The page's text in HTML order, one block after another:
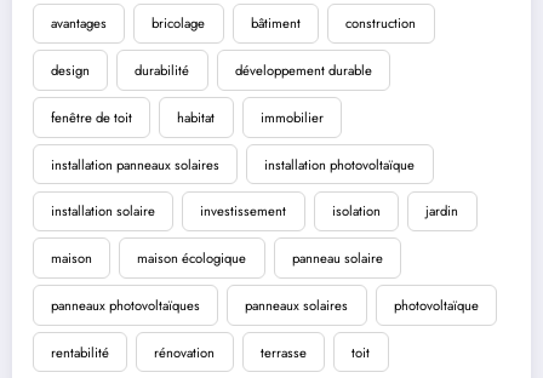
avantages bricolage bâtiment construction
design durabilité développement durable
fenêtre de toit habitat immobilier
installation panneaux solaires installation photovoltaïque
installation solaire investissement isolation jardin
maison maison écologique panneau solaire
panneaux photovoltaïques panneaux solaires photovoltaïque
rentabilité rénovation terrasse toit